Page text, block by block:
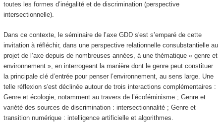
toutes les formes d’inégalité et de discrimination (perspective
intersectionnelle).
Dans ce contexte, le séminaire de l’axe GDD s'est s’emparé de cette
invitation à réfléchir, dans une perspective relationnelle consubstantielle au
projet de l’axe depuis de nombreuses années, à une thématique « genre et
environnement », en interrogeant la manière dont le genre peut constituer
la principale clé d’entrée pour penser l’environnement, au sens large. Une
telle réflexion s'est déclinée autour de trois interactions complémentaires :
Genre et écologie, notamment au travers de l’écoféminisme ; Genre et
variété des sources de discrimination : intersectionnalité ; Genre et
transition numérique : intelligence artificielle et algorithmes.